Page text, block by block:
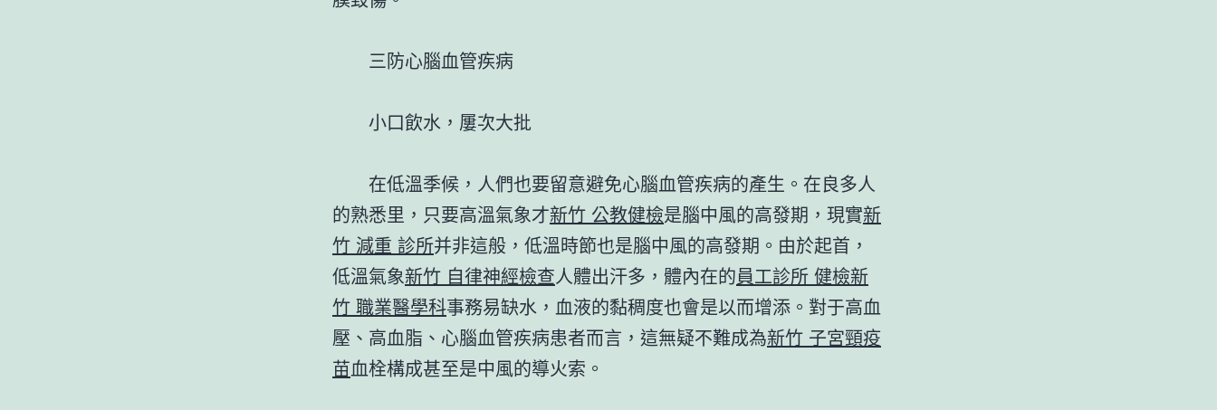
三防心腦血管疾病
小口飲水，屢次大批
在低溫季候，人們也要留意避免心腦血管疾病的產生。在良多人
的熟悉里，只要高溫氣象才新竹 公教健檢是腦中風的高發期，現實新
竹 減重 診所并非這般，低溫時節也是腦中風的高發期。由於起首，
低溫氣象新竹 自律神經檢查人體出汗多，體內在的員工診所 健檢新
竹 職業醫學科事務易缺水，血液的黏稠度也會是以而增添。對于高血
壓、高血脂、心腦血管疾病患者而言，這無疑不難成為新竹 子宮頸疫
苗血栓構成甚至是中風的導火索。